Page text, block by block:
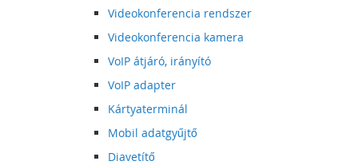
Videokonferencia rendszer
Videokonferencia kamera
VoIP átjáró, irányító
VoIP adapter
Kártyaterminál
Mobil adatgyűjtő
Diavetítő